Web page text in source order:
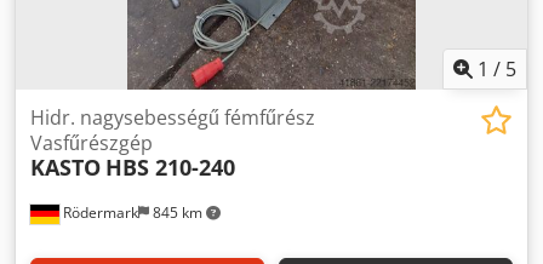
1 / 5
Rödermark 845 km
Hidr. nagysebességű fémfűrész
Vasfűrészgép
KASTO HBS 210-240